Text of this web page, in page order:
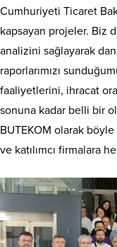
Cumhuriyeti Ticaret
kapsayan projeler. Biz
analizini sağlayarak
raporlarımızı
faaliyetlerini, ihracat
sonuna kadar belli bir
BUTEKOM olarak
ve katılımcı firmalara